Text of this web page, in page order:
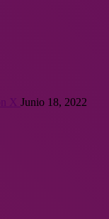
Junio 18, 2022